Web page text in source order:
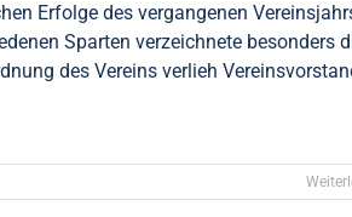
Erfolge des vergangenen
Sparten verzeichnete besonders
des Vereins verlieh